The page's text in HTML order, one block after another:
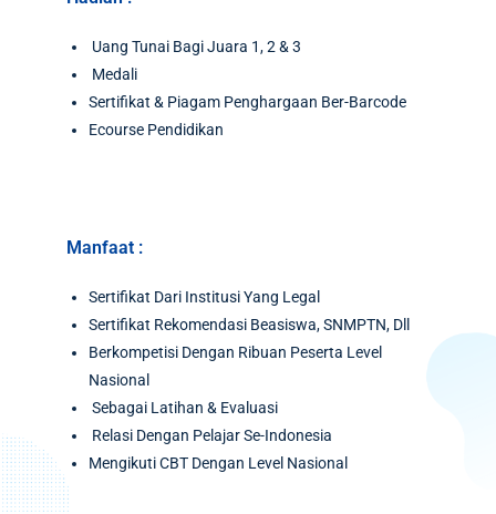
Uang Tunai Bagi Juara 1, 2 & 3
Medali
Sertifikat & Piagam Penghargaan Ber-Barcode
Ecourse Pendidikan
Manfaat :
Sertifikat Dari Institusi Yang Legal
Sertifikat Rekomendasi Beasiswa, SNMPTN, Dll
Berkompetisi Dengan Ribuan Peserta Level
Nasional
Sebagai Latihan & Evaluasi
Relasi Dengan Pelajar Se-Indonesia
Mengikuti CBT Dengan Level Nasional